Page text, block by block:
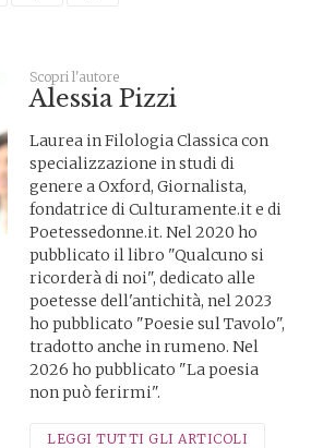
Scopri l'autore
Alessia Pizzi
Laurea in Filologia Classica con
specializzazione in studi di
genere a Oxford, Giornalista,
fondatrice di Culturamente.it e di
Poetessedonne.it. Nel 2020 ho
pubblicato il libro "Qualcuno si
ricorderà di noi", dedicato alle
poetesse dell'antichità, nel 2023
ho pubblicato "Poesie sul Tavolo",
tradotto anche in rumeno. Nel
2026 ho pubblicato "La poesia
non può ferirmi".
LEGGI TUTTI GLI ARTICOLI